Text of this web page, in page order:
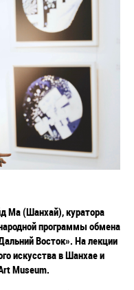
Ма (Шанхай), куратора
программы обмена
Восток». На лекции
искусства в Шанхае и
Museum.